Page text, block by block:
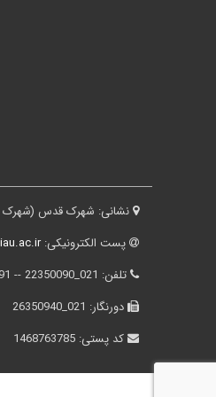
نشانی: شهرک قدس (شهرک غرب)، بلوار
پست الکترونیکی:
تلفن: 021_22350090 -- 22350091--22350092
دورنگار: 021_26350940
کد پستی: 1468763785